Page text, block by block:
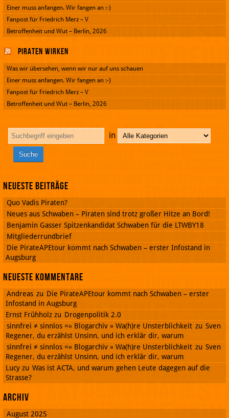
Einer muss anfangen. Wir fangen an :-)
Fanpost für Friedrich Merz – V
Betroffenheit und Wut – Berlin, 2026
Piraten wirken
Was wir übersehen, wenn wir nur auf uns schauen
Einer muss anfangen. Wir fangen an :-)
Fanpost für Friedrich Merz – V
Betroffenheit und Wut – Berlin, 2026
in
Neueste Beiträge
Quo Vadis Piraten?
Neues aus Schwaben – Piraten sind trotz großer Hitze an Bord!
Benjamin Gasser Spitzenkandidat Schwaben für die LTWBY18
Mitgliederrundbrief
Die PirateAPEtour kommt nach Schwaben – erster Infostand in
Augsburg
Neueste Kommentare
Andreas zu Die PirateAPEtour kommt nach Schwaben – erster
Infostand in Augsburg
Ernst Frühholz zu Drogenpolitik 2.0
sinnfrei ≠ sinnlos =» Blogarchiv » Wa(h)re Unsterblichkeit zu Sven
Regener, du erzählst Unsinn, und ich erklär dir, warum
sinnfrei ≠ sinnlos =» Blogarchiv » Wa(h)re Unsterblichkeit zu Sven
Regener, du erzählst Unsinn, und ich erklär dir, warum
Lucy zu Was ist ACTA, und warum gehen Leute dagegen auf die
Strasse?
Archiv
August 2025